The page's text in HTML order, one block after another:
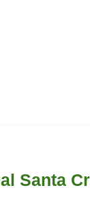
Santa